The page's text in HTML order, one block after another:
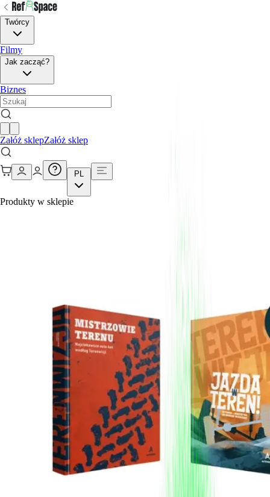
Twórcy
Filmy
Jak zacząć?
Biznes
Załóż sklepZałóż sklep
PL
Produkty w sklepie